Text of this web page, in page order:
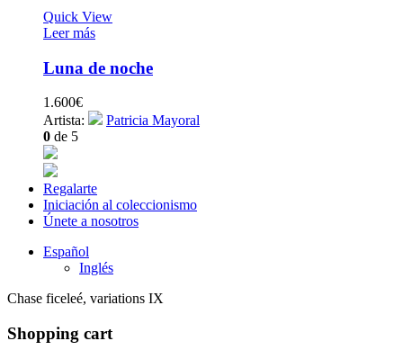
Quick View
Leer más
Luna de noche
1.600€
Artista:
Patricia Mayoral
0 de 5
Regalarte
Iniciación al coleccionismo
Únete a nosotros
Español
Inglés
Chase ficeleé, variations IX
Shopping cart